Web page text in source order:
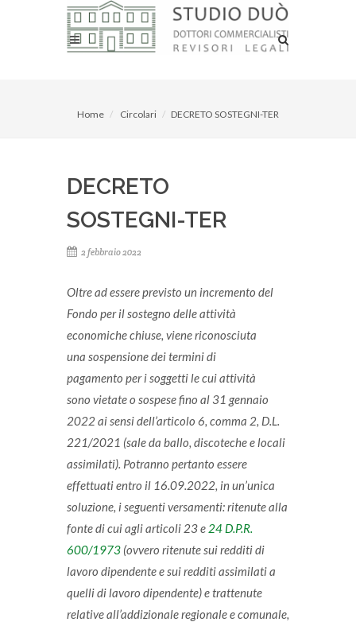
Home Circolari DECRETO SOSTEGNI-TER
DECRETO
SOSTEGNI-TER
2 febbraio 2022
Oltre ad essere previsto un incremento del
Fondo per il sostegno delle attività
economiche chiuse, viene riconosciuta
una sospensione dei termini di
pagamento per i soggetti le cui attività
sono vietate o sospese fino al 31 gennaio
2022 ai sensi dell’articolo 6, comma 2, D.L.
221/2021 (sale da ballo, discoteche e locali
assimilati). Potranno pertanto essere
effettuati entro il 16.09.2022, in un’unica
soluzione, i seguenti versamenti:ritenute alla
fonte di cui agli articoli 23 e 24 D.P.R.
600/1973 (ovvero ritenute sui redditi di
lavoro dipendente e sui redditi assimilati a
quelli di lavoro dipendente) e trattenute
relative all’addizionale regionale e comunale,